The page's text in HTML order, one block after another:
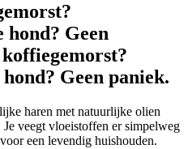
hond? Geen
gemorst?
Geen paniek.
haren met natuurlijke olien
veegt vloeistoffen er simpelweg
een levendig huishouden.